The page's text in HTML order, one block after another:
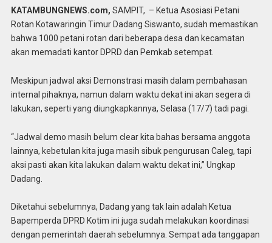
KATAMBUNGNEWS.com, SAMPIT, – Ketua Asosiasi Petani
Rotan Kotawaringin Timur Dadang Siswanto, sudah memastikan
bahwa 1000 petani rotan dari beberapa desa dan kecamatan
akan memadati kantor DPRD dan Pemkab setempat.
Meskipun jadwal aksi Demonstrasi masih dalam pembahasan
internal pihaknya, namun dalam waktu dekat ini akan segera di
lakukan, seperti yang diungkapkannya, Selasa (17/7) tadi pagi.
“Jadwal demo masih belum clear kita bahas bersama anggota
lainnya, kebetulan kita juga masih sibuk pengurusan Caleg, tapi
aksi pasti akan kita lakukan dalam waktu dekat ini,” Ungkap
Dadang.
Diketahui sebelumnya, Dadang yang tak lain adalah Ketua
Bapemperda DPRD Kotim ini juga sudah melakukan koordinasi
dengan pemerintah daerah sebelumnya. Sempat ada tanggapan